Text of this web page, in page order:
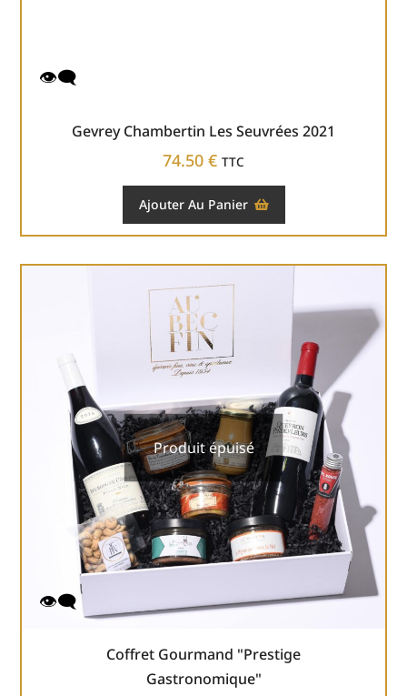
Gevrey Chambertin Les Seuvrées 2021
74.50 € TTC
Ajouter Au Panier
Produit épuisé
Coffret Gourmand "Prestige
Gastronomique"